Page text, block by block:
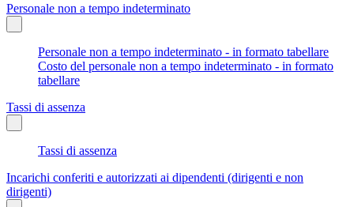
Personale non a tempo indeterminato
Personale non a tempo indeterminato - in formato tabellare
Costo del personale non a tempo indeterminato - in formato
tabellare
Tassi di assenza
Tassi di assenza
Incarichi conferiti e autorizzati ai dipendenti (dirigenti e non
dirigenti)